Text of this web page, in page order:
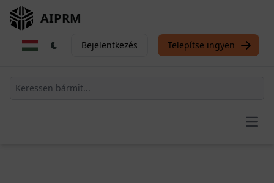
AIPRM
Bejelentkezés Telepítse ingyen